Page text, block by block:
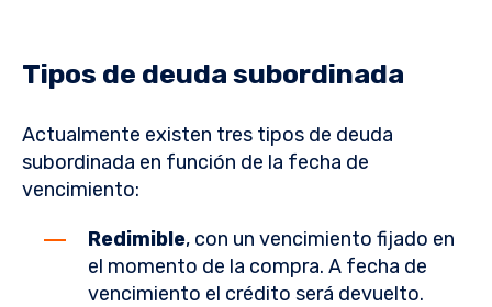
Tipos de deuda subordinada
Actualmente existen tres tipos de deuda
subordinada en función de la fecha de
vencimiento:
Redimible, con un vencimiento fijado en
el momento de la compra. A fecha de
vencimiento el crédito será devuelto.